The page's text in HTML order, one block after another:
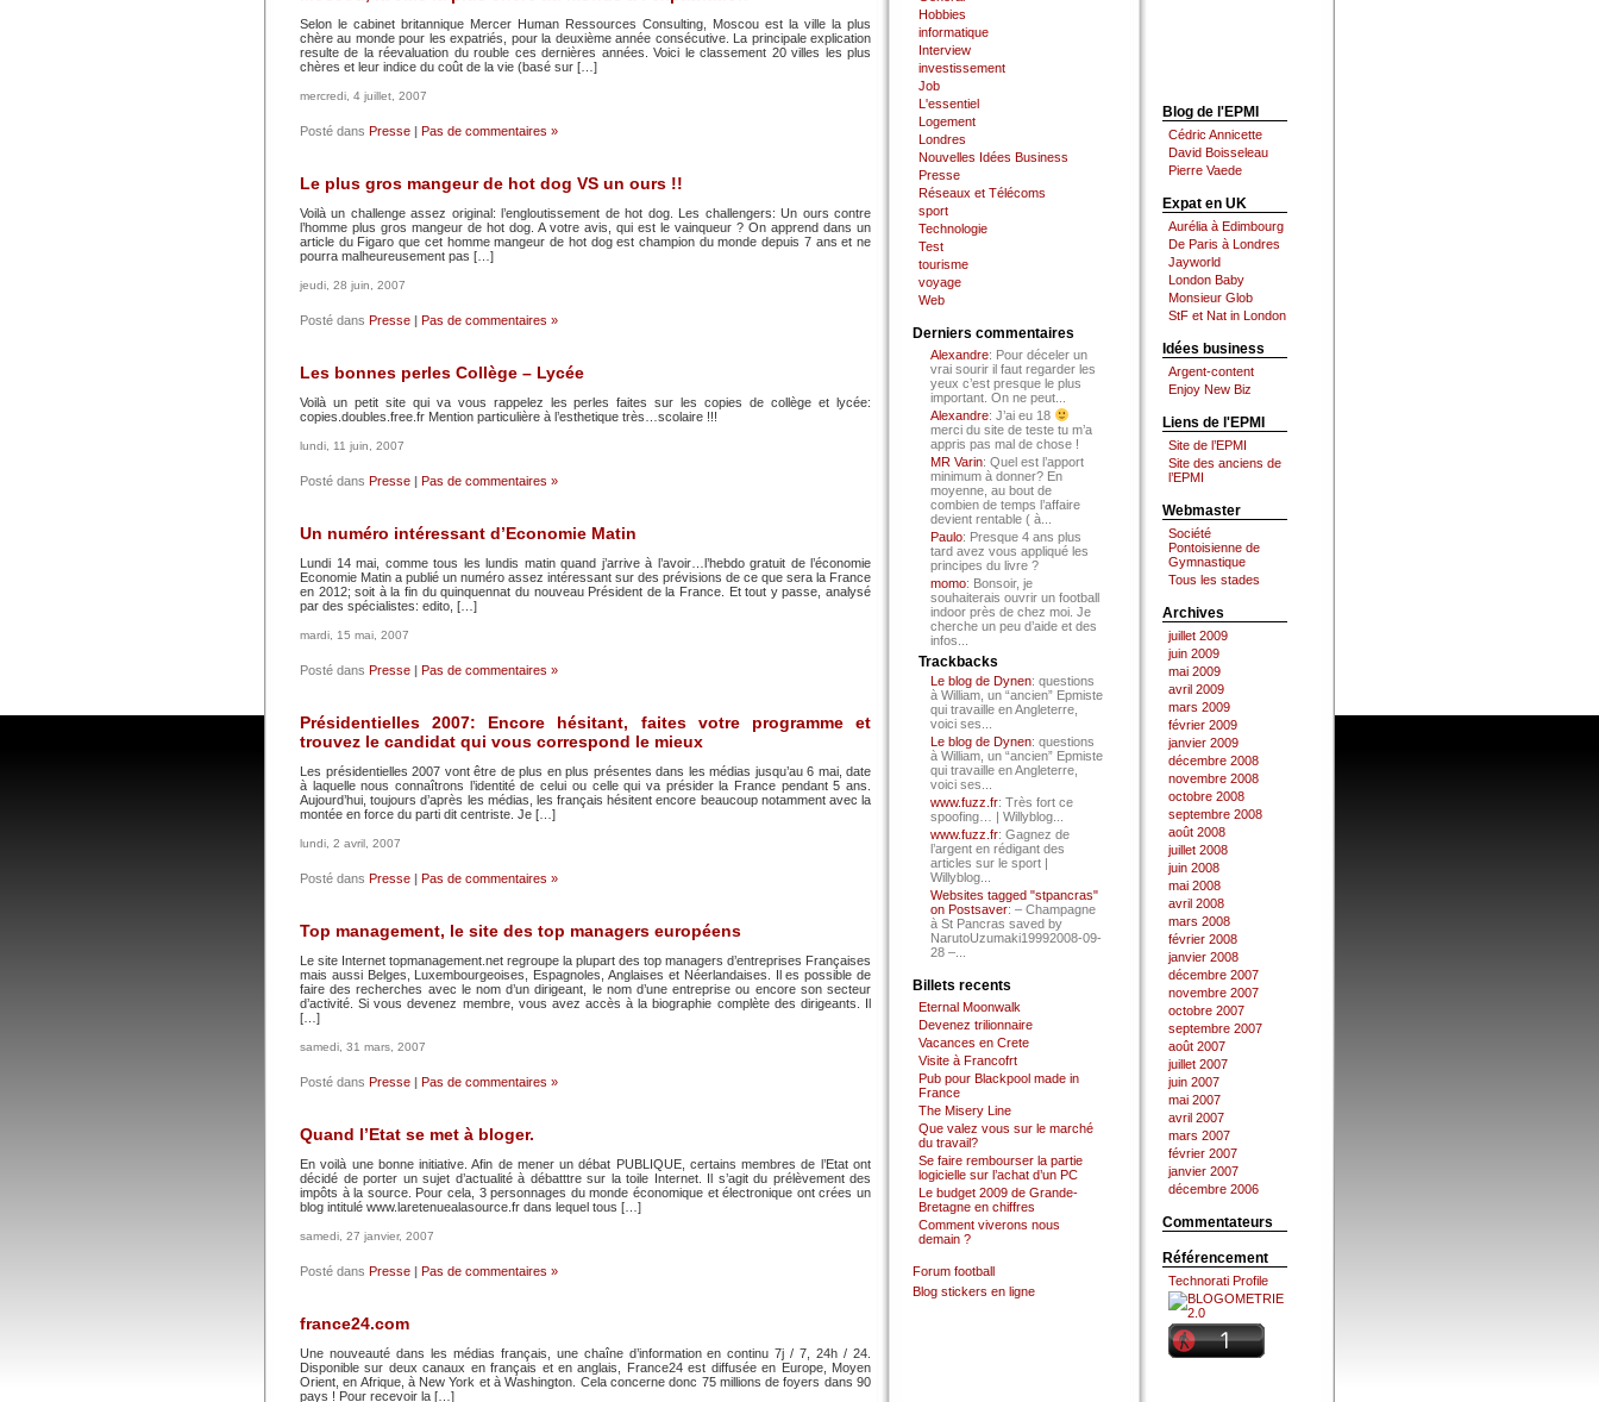
Selon le cabinet britannique Mercer Human Ressources Consulting, Moscou est la ville la plus
chère au monde pour les expatriés, pour la deuxième année consécutive. La principale explication
resulte de la réevaluation du rouble ces dernières années. Voici le classement 20 villes les plus
chères et leur indice du coût de la vie (basé sur […]
mercredi, 4 juillet, 2007
Posté dans Presse | Pas de commentaires »
Le plus gros mangeur de hot dog VS un ours !!
Voilà un challenge assez original: l’engloutissement de hot dog. Les challengers: Un ours contre
l’homme plus gros mangeur de hot dog. A votre avis, qui est le vainqueur ? On apprend dans un
article du Figaro que cet homme mangeur de hot dog est champion du monde depuis 7 ans et ne
pourra malheureusement pas […]
jeudi, 28 juin, 2007
Posté dans Presse | Pas de commentaires »
Les bonnes perles Collège – Lycée
Voilà un petit site qui va vous rappelez les perles faites sur les copies de collège et lycée:
copies.doubles.free.fr Mention particulière à l’esthetique très…scolaire !!!
lundi, 11 juin, 2007
Posté dans Presse | Pas de commentaires »
Un numéro intéressant d’Economie Matin
Lundi 14 mai, comme tous les lundis matin quand j’arrive à l’avoir…l’hebdo gratuit de l’économie
Economie Matin a publié un numéro assez intéressant sur des prévisions de ce que sera la France
en 2012; soit à la fin du quinquennat du nouveau Président de la France. Et tout y passe, analysé
par des spécialistes: edito, […]
mardi, 15 mai, 2007
Posté dans Presse | Pas de commentaires »
Présidentielles 2007: Encore hésitant, faites votre programme et
trouvez le candidat qui vous correspond le mieux
Les présidentielles 2007 vont être de plus en plus présentes dans les médias jusqu’au 6 mai, date
à laquelle nous connaîtrons l’identité de celui ou celle qui va présider la France pendant 5 ans.
Aujourd’hui, toujours d’après les médias, les français hésitent encore beaucoup notamment avec la
montée en force du parti dit centriste. Je […]
lundi, 2 avril, 2007
Posté dans Presse | Pas de commentaires »
Top management, le site des top managers européens
Le site Internet topmanagement.net regroupe la plupart des top managers d’entreprises Françaises
mais aussi Belges, Luxembourgeoises, Espagnoles, Anglaises et Néerlandaises. Il es possible de
faire des recherches avec le nom d’un dirigeant, le nom d’une entreprise ou encore son secteur
d’activité. Si vous devenez membre, vous avez accès à la biographie complète des dirigeants. Il
[…]
samedi, 31 mars, 2007
Posté dans Presse | Pas de commentaires »
Quand l’Etat se met à bloger.
En voilà une bonne initiative. Afin de mener un débat PUBLIQUE, certains membres de l’Etat ont
décidé de porter un sujet d’actualité à débatttre sur la toile Internet. Il s’agit du prélèvement des
impôts à la source. Pour cela, 3 personnages du monde économique et électronique ont crées un
blog intitulé www.laretenuealasource.fr dans lequel tous […]
samedi, 27 janvier, 2007
Posté dans Presse | Pas de commentaires »
france24.com
Une nouveauté dans les médias français, une chaîne d’information en continu 7j / 7, 24h / 24.
Disponible sur deux canaux en français et en anglais, France24 est diffusée en Europe, Moyen
Orient, en Afrique, à New York et à Washington. Cela concerne donc 75 millions de foyers dans 90
pays ! Pour recevoir la […]
Hobbies
informatique
Interview
investissement
Job
L'essentiel
Logement
Londres
Nouvelles Idées Business
Presse
Réseaux et Télécoms
sport
Technologie
Test
tourisme
voyage
Web
Derniers commentaires
Alexandre: Pour déceler un
vrai sourir il faut regarder les
yeux c’est presque le plus
important. On ne peut...
Alexandre: J’ai eu 18
merci du site de teste tu m’a
appris pas mal de chose !
MR Varin: Quel est l’apport
minimum à donner? En
moyenne, au bout de
combien de temps l’affaire
devient rentable ( à...
Paulo: Presque 4 ans plus
tard avez vous appliqué les
principes du livre ?
momo: Bonsoir, je
souhaiterais ouvrir un football
indoor près de chez moi. Je
cherche un peu d’aide et des
infos...
Trackbacks
Le blog de Dynen: questions
à William, un “ancien” Epmiste
qui travaille en Angleterre,
voici ses...
Le blog de Dynen: questions
à William, un “ancien” Epmiste
qui travaille en Angleterre,
voici ses...
www.fuzz.fr: Très fort ce
spoofing… | Willyblog...
www.fuzz.fr: Gagnez de
l’argent en rédigant des
articles sur le sport |
Willyblog...
Websites tagged "stpancras"
on Postsaver: – Champagne
à St Pancras saved by
NarutoUzumaki19992008-09-
28 –...
Billets recents
Eternal Moonwalk
Devenez trilionnaire
Vacances en Crete
Visite à Francofrt
Pub pour Blackpool made in
France
The Misery Line
Que valez vous sur le marché
du travail?
Se faire rembourser la partie
logicielle sur l’achat d’un PC
Le budget 2009 de Grande-
Bretagne en chiffres
Comment viverons nous
demain ?
Forum football
Blog stickers en ligne
Blog de l'EPMI
Cédric Annicette
David Boisseleau
Pierre Vaede
Expat en UK
Aurélia à Edimbourg
De Paris à Londres
Jayworld
London Baby
Monsieur Glob
StF et Nat in London
Idées business
Argent-content
Enjoy New Biz
Liens de l'EPMI
Site de l’EPMI
Site des anciens de
l’EPMI
Webmaster
Société
Pontoisienne de
Gymnastique
Tous les stades
Archives
juillet 2009
juin 2009
mai 2009
avril 2009
mars 2009
février 2009
janvier 2009
décembre 2008
novembre 2008
octobre 2008
septembre 2008
août 2008
juillet 2008
juin 2008
mai 2008
avril 2008
mars 2008
février 2008
janvier 2008
décembre 2007
novembre 2007
octobre 2007
septembre 2007
août 2007
juillet 2007
juin 2007
mai 2007
avril 2007
mars 2007
février 2007
janvier 2007
décembre 2006
Commentateurs
Référencement
Technorati Profile